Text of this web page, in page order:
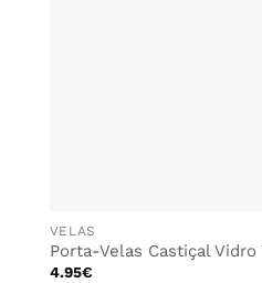
VELAS
Porta-Velas Castiçal Vidro
4.95€